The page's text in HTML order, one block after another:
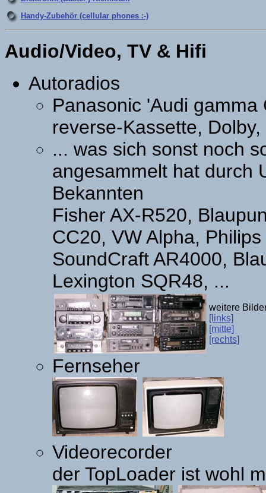
Handy-Zubehör (cellular phones :-)
Audio/Video, TV & Hifi
Autoradios
Panasonic 'Audi
reverse-Kassette,
... was sich sonst noch
angesammelt hat durch
Bekannten
Fisher AX-R520,
CC20, VW Alpha,
SoundCraft AR4000,
Lexington SQR48, ...
weitere
[links]
[mitte]
[rechts]
Fernseher
Videorecorder
der TopLoader ist wohl